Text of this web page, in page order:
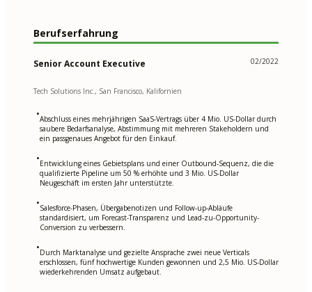
Berufserfahrung
Senior Account Executive 02/2022
Tech Solutions Inc., San Francisco, Kalifornien
•Abschluss eines mehrjährigen SaaS-Vertrags über 4 Mio. US-Dollar durch
saubere Bedarfsanalyse, Abstimmung mit mehreren Stakeholdern und
ein passgenaues Angebot für den Einkauf.
•Entwicklung eines Gebietsplans und einer Outbound-Sequenz, die die
qualifizierte Pipeline um 50 % erhöhte und 3 Mio. US-Dollar
Neugeschäft im ersten Jahr unterstützte.
•Salesforce-Phasen, Übergabenotizen und Follow-up-Abläufe
standardisiert, um Forecast-Transparenz und Lead-zu-Opportunity-
Conversion zu verbessern.
•Durch Marktanalyse und gezielte Ansprache zwei neue Verticals
erschlossen, fünf hochwertige Kunden gewonnen und 2,5 Mio. US-Dollar
wiederkehrenden Umsatz aufgebaut.